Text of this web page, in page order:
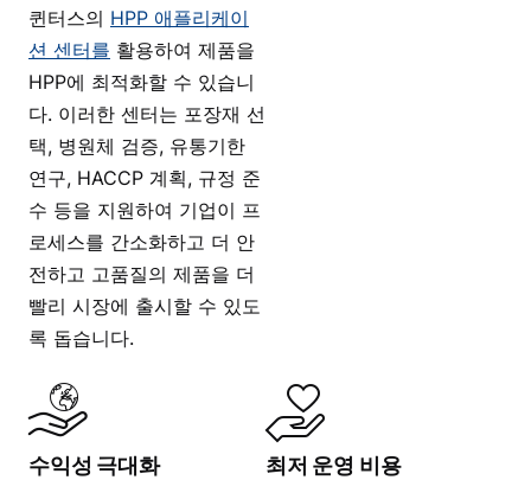
퀸터스의 HPP 애플리케이
션 센터를 활용하여 제품을
HPP에 최적화할 수 있습니
다. 이러한 센터는 포장재 선
택, 병원체 검증, 유통기한
연구, HACCP 계획, 규정 준
수 등을 지원하여 기업이 프
로세스를 간소화하고 더 안
전하고 고품질의 제품을 더
빨리 시장에 출시할 수 있도
록 돕습니다.
수익성 극대화 최저 운영 비용